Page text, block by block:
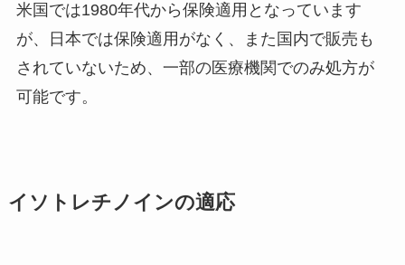
米国では1980年代から保険適用となっています
が、日本では保険適用がなく、また国内で販売も
されていないため、一部の医療機関でのみ処方が
可能です。
イソトレチノインの適応